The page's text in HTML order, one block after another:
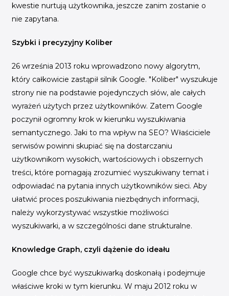
kwestie nurtują użytkownika, jeszcze zanim zostanie o
nie zapytana.
Szybki i precyzyjny Koliber
26 września 2013 roku wprowadzono nowy algorytm,
który całkowicie zastąpił silnik Google. "Koliber" wyszukuje
strony nie na podstawie pojedynczych słów, ale całych
wyrażeń użytych przez użytkowników. Zatem Google
poczynił ogromny krok w kierunku wyszukiwania
semantycznego. Jaki to ma wpływ na SEO? Właściciele
serwisów powinni skupiać się na dostarczaniu
użytkownikom wysokich, wartościowych i obszernych
treści, które pomagają zrozumieć wyszukiwany temat i
odpowiadać na pytania innych użytkowników sieci. Aby
ułatwić proces poszukiwania niezbędnych informacji,
należy wykorzystywać wszystkie możliwości
wyszukiwarki, a w szczególności dane strukturalne.
Knowledge Graph, czyli dążenie do ideału
Google chce być wyszukiwarką doskonałą i podejmuje
właściwe kroki w tym kierunku. W maju 2012 roku w